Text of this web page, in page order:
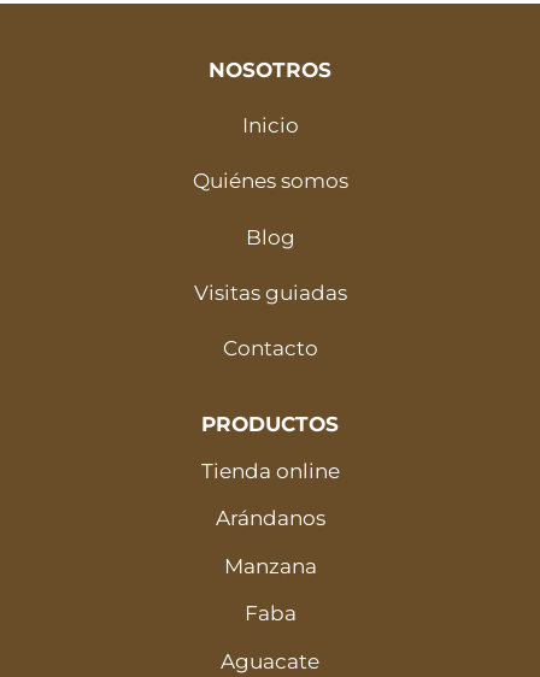
NOSOTROS
Inicio
Quiénes somos
Blog
Visitas guiadas
Contacto
PRODUCTOS
Tienda online
Arándanos
Manzana
Faba
Aguacate